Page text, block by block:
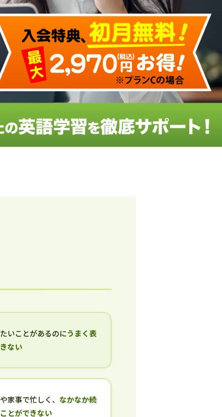
いことがあるのにうまく表
ない
家事で忙しく、なかなか続
とができない